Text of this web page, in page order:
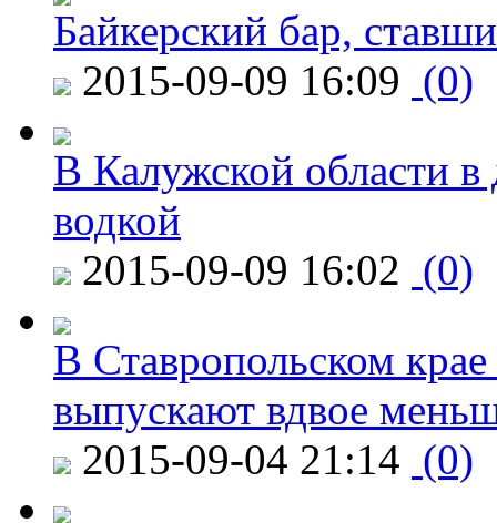
Байкерский бар,
2015-09-09 16:09 (0)
В Калужской области в
водкой
2015-09-09 16:02 (0)
В Ставропольском
выпускают вдвое
2015-09-04 21:14 (0)